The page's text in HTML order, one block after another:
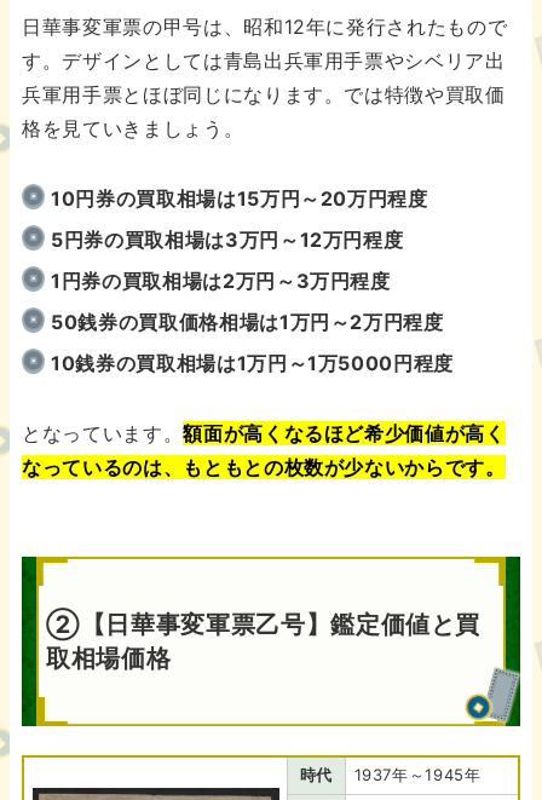
日華事変軍票の甲号は、昭和12年に発行されたもので
す。デザインとしては青島出兵軍用手票やシベリア出
兵軍用手票とほぼ同じになります。では特徴や買取価
格を見ていきましょう。
10円券の買取相場は15万円～20万円程度
5円券の買取相場は3万円～12万円程度
1円券の買取相場は2万円～3万円程度
50銭券の買取価格相場は1万円～2万円程度
10銭券の買取相場は1万円～1万5000円程度
となっています。額面が高くなるほど希少価値が高く
なっているのは、もともとの枚数が少ないからです。
②【日華事変軍票乙号】鑑定価値と買
取相場価格
時代
1937年～1945年